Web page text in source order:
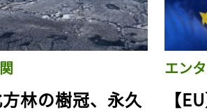
方林の樹冠、永久
エン
【